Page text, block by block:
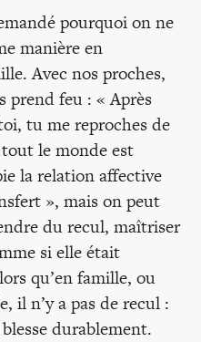
pourquoi on ne
manière en
Avec nos proches,
prend feu : « Après
tu me reproches de
le monde est
la relation affective
», mais on peut
du recul, maîtriser
si elle était
qu’en famille, ou
il n’y a pas de recul :
durablement.